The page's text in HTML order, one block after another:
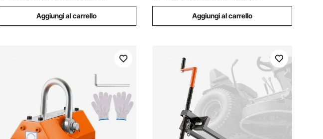
Aggiungi al carrello Aggiungi al carrello